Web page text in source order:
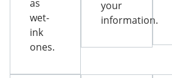
as
wet-
ink
ones.
your
information.